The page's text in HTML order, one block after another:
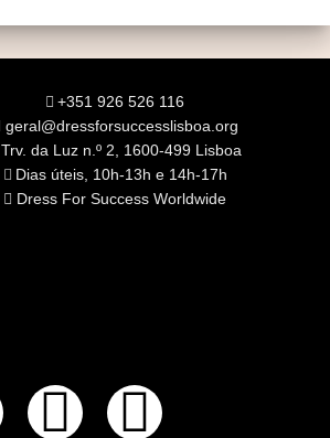
+351 926 526 116
geral@dressforsuccesslisboa.org
Trv. da Luz n.º 2, 1600-499 Lisboa
Dias úteis, 10h-13h e 14h-17h
Dress For Success Worldwide